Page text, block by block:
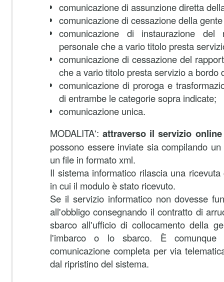
comunicazione di assunzione diretta
comunicazione di cessazione della
comunicazione di instaurazione
personale che a vario titolo presta
comunicazione di cessazione del
che a vario titolo presta servizio a bordo
comunicazione di proroga e
di entrambe le categorie sopra indicate;
comunicazione unica.
MODALITA':attraverso il servizio
possono essere inviate sia compilando
un file in formato xml.
Il sistema informatico rilascia una
in cui il modulo è stato ricevuto.
Se il servizio informatico non dovesse
all'obbligo consegnando il contratto di
sbarco all'ufficio di collocamento della
l'imbarco o lo sbarco. È comunque
comunicazione completa per via
dal ripristino del sistema.